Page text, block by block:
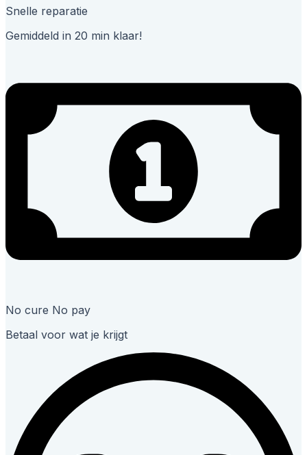
Snelle reparatie
Gemiddeld in 20 min klaar!
No cure No pay
Betaal voor wat je krijgt